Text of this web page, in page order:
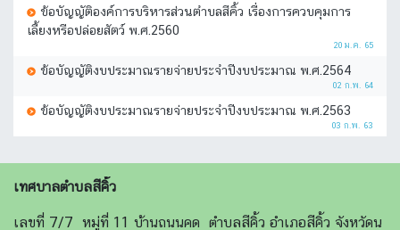
ข้อบัญญัติองค์การบริหารส่วนตำบลสีคิ้ว เรื่องการควบคุมการ
เลี้ยงหรือปล่อยสัตว์ พ.ศ.2560
20 ม.ค. 65
ข้อบัญญัติงบประมาณรายจ่ายประจำปีงบประมาณ พ.ศ.2564
02 ก.พ. 64
ข้อบัญญัติงบประมาณรายจ่ายประจำปีงบประมาณ พ.ศ.2563
03 ก.พ. 63
เทศบาลตำบลสีคิ้ว
เลขที่ 7/7 หมู่ที่ 11 บ้านถนนคด ตำบลสีคิ้ว อำเภอสีคิ้ว จังหวัดน